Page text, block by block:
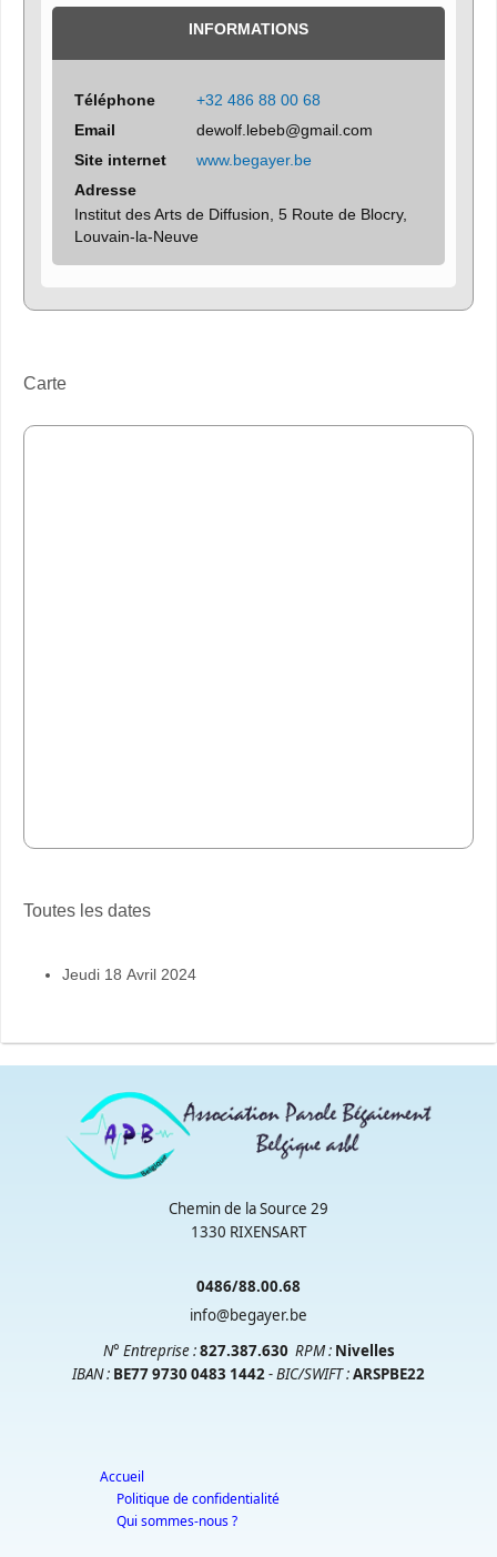
INFORMATIONS
Téléphone
+32 486 88 00 68
Email
dewolf.lebeb@gmail.com
Site internet
www.begayer.be
Adresse
Institut des Arts de Diffusion, 5 Route de Blocry,
Louvain-la-Neuve
Carte
Toutes les dates
Jeudi 18 Avril 2024
Chemin de la Source 29
1330 RIXENSART
0486/88.00.68
info@begayer.be
N° Entreprise :827.387.630 RPM: Nivelles
IBAN : BE77 9730 0483 1442- BIC/SWIFT :ARSPBE22
Accueil
Politique de confidentialité
Qui sommes-nous ?